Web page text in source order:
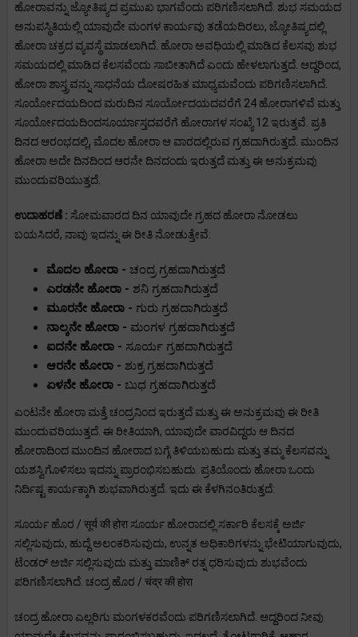
ಹೋರಾವನ್ನು ಜ್ಯೋತಿಷ್ಯದ ಪ್ರಮುಖ ಭಾಗವೆಂದು ಪರಿಗಣಿಸಲಾಗಿದೆ. ಶುಭ ಸಮಯದ
ಅನುಪಸ್ಥಿತಿಯಲ್ಲಿ ಯಾವುದೇ ಮಂಗಳ ಕಾರ್ಯವು ತಡೆಯದಿರಲು, ಜ್ಯೋತಿಷ್ಯದಲ್ಲಿ
ಹೋರಾ ಚಕ್ರದ ವ್ಯವಸ್ಥೆ ಮಾಡಲಾಗಿದೆ. ಹೋರಾ ಅವಧಿಯಲ್ಲಿ ಮಾಡಿದ ಕೆಲಸವು ಶುಭ
ಸಮಯದಲ್ಲಿ ಮಾಡಿದ ಕೆಲಸವೆಂದು ಸಾಬೀತಾಗಿದೆ ಎಂದು ಹೇಳಲಾಗುತ್ತದೆ. ಆದ್ದರಿಂದ,
ಹೋರಾ ಶಾಸ್ತ್ರವನ್ನು ಸಾಧನೆಯ ದೋಷರಹಿತ ಮಾಧ್ಯಮವೆಂದು ಪರಿಗಣಿಸಲಾಗಿದೆ.
ಸೂರ್ಯೋದಯದಿಂದ ಮರುದಿನ ಸೂರ್ಯೋದಯದವರೆಗೆ 24 ಹೋರಾಗಳಿವೆ ಮತ್ತು
ಸೂರ್ಯೋದಯದಿಂದಸೂರ್ಯಾಸ್ತದವರೆಗೆ ಹೋರಾಗಳ ಸಂಖ್ಯೆ 12 ಇರುತ್ತವೆ. ಪ್ರತಿ
ದಿನದ ಆರಂಭದಲ್ಲಿ, ಮೊದಲ ಹೋರಾ ಆ ವಾರದಲ್ಲಿರುವ ಗ್ರಹದಾಗಿರುತ್ತದೆ. ಮುಂದಿನ
ಹೋರಾ ಅದೇ ದಿನದಿಂದ ಆರನೇ ದಿನದಂದು ಇರುತ್ತದೆ ಮತ್ತು ಈ ಅನುಕ್ರಮವು
ಮುಂದುವರಿಯುತ್ತದೆ.
ಉದಾಹರಣೆ : ಸೋಮವಾರದ ದಿನ ಯಾವುದೇ ಗ್ರಹದ ಹೋರಾ ನೋಡಲು
ಬಯಸಿದರೆ, ನಾವು ಇದನ್ನು ಈ ರೀತಿ ನೋಡುತ್ತೇವೆ:
ಮೊದಲ ಹೋರಾ - ಚಂದ್ರ ಗ್ರಹದಾಗಿರುತ್ತದೆ
ಎರಡನೇ ಹೋರಾ - ಶನಿ ಗ್ರಹದಾಗಿರುತ್ತದೆ
ಮೂರನೇ ಹೋರಾ - ಗುರು ಗ್ರಹದಾಗಿರುತ್ತದೆ
ನಾಲ್ಕನೇ ಹೋರಾ - ಮಂಗಳ ಗ್ರಹದಾಗಿರುತ್ತದೆ
ಐದನೇ ಹೋರಾ - ಸೂರ್ಯ ಗ್ರಹದಾಗಿರುತ್ತದೆ
ಆರನೇ ಹೋರಾ - ಶುಕ್ರ ಗ್ರಹದಾಗಿರುತ್ತದೆ
ಏಳನೇ ಹೋರಾ - ಬುಧ ಗ್ರಹದಾಗಿರುತ್ತದೆ
ಎಂಟನೇ ಹೋರಾ ಮತ್ತೆ ಚಂದ್ರನಿಂದ ಇರುತ್ತದೆ ಮತ್ತು ಈ ಅನುಕ್ರಮವು ಈ ರೀತಿ
ಮುಂದುವರಿಯುತ್ತದೆ. ಈ ರೀತಿಯಾಗಿ, ಯಾವುದೇ ವಾರವಿದ್ದರು ಆ ದಿನದ
ಹೋರಾದಿಂದ ಮುಂದಿನ ಹೋರಾದ ಬಗ್ಗೆ ತಿಳಿಯಬಹುದು ಮತ್ತು ತಮ್ಮ ಕೆಲಸವನ್ನು
ಯಶಸ್ವಿಗೊಳಿಸಲು ಇದನ್ನು ಪ್ರಾರಂಭಿಸಬಹುದು. ಪ್ರತಿಯೊಂದು ಹೋರಾ ಒಂದು
ನಿರ್ದಿಷ್ಟ ಕಾರ್ಯಕ್ಕಾಗಿ ಶುಭವಾಗಿರುತ್ತದೆ. ಇದು ಈ ಕೆಳಗಿನಂತಿರುತ್ತದೆ:
ಸೂರ್ಯ ಹೊರ / सूर्य की होरा ಸೂರ್ಯ ಹೋರಾದಲ್ಲಿ ಸರ್ಕಾರಿ ಕೆಲಸಕ್ಕೆ ಅರ್ಜಿ
ಸಲ್ಲಿಸುವುದು, ಹುದ್ದೆ ಅಲಂಕರಿಸುವುದು, ಉನ್ನತ ಅಧಿಕಾರಿಗಳನ್ನು ಭೇಟಿಯಾಗುವುದು,
ಟೆಂಡರ್ ಅರ್ಜಿ ಸಲ್ಲಿಸುವುದು ಮತ್ತು ಮಾಣಿಕ್ ರತ್ನ ಧರಿಸುವುದು ಶುಭವೆಂದು
ಪರಿಗಣಿಸಲಾಗಿದೆ. ಚಂದ್ರ ಹೊರ / चंद्र की होरा
ಚಂದ್ರ ಹೋರಾ ಎಲ್ಲರಿಗು ಮಂಗಳಕರವೆಂದು ಪರಿಗಣಿಸಲಾಗಿದೆ. ಆದ್ದರಿಂದ ನೀವು